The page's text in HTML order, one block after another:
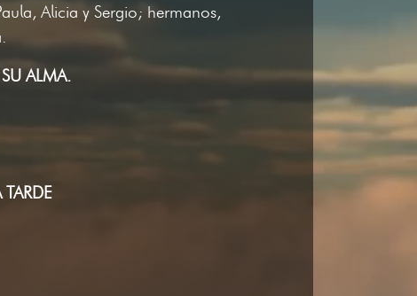
Alicia y Sergio; hermanos,
ALMA.